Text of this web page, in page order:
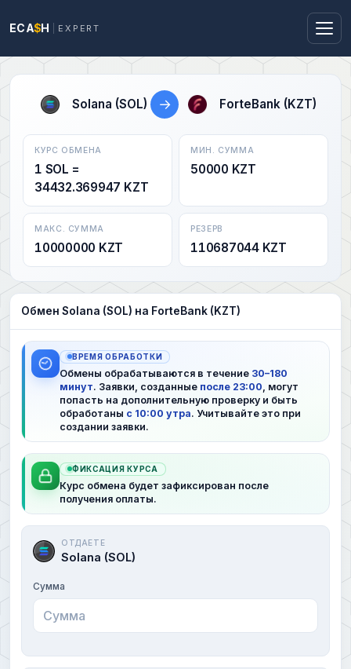
ECA$H EXPERT
Solana (SOL) → ForteBank (KZT)
КУРС ОБМЕНА
1 SOL =
34432.369947 KZT
МИН. СУММА
50000 KZT
МАКС. СУММА
10000000 KZT
РЕЗЕРВ
110687044 KZT
Обмен Solana (SOL) на ForteBank (KZT)
ВРЕМЯ ОБРАБОТКИ
Обмены обрабатываются в течение 30–180
минут. Заявки, созданные после 23:00 , могут
попасть на дополнительную проверку и быть
обработаны с 10:00 утра. Учитывайте это при
создании заявки.
ФИКСАЦИЯ КУРСА
Курс обмена будет зафиксирован после
получения оплаты.
ОТДАЕТЕ
Solana (SOL)
Сумма